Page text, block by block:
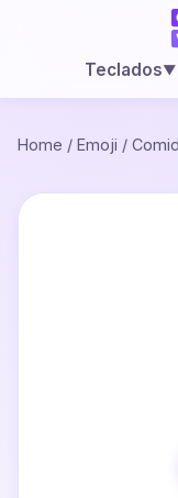
Teclados▼
Home / Emoji /